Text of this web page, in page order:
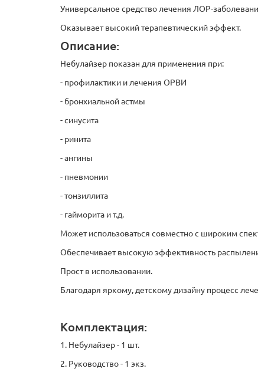
Универсальное средство лечения ЛОР-
Оказывает высокий терапевтический эффект.
Описание:
Небулайзер показан для применения при:
- профилактики и лечения ОРВИ
- бронхиальной астмы
- синусита
- ринита
- ангины
- пневмонии
- тонзиллита
- гайморита и т.д.
Может использоваться совместно с широким
Обеспечивает высокую эффективность
Прост в использовании.
Благодаря яркому, детскому дизайну процесс
Комплектация:
1. Небулайзер - 1 шт.
2. Руководство - 1 экз.